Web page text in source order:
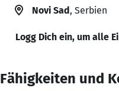
Novi Sad, Serbien
Logg Dich ein, um alle
Fähigkeiten und